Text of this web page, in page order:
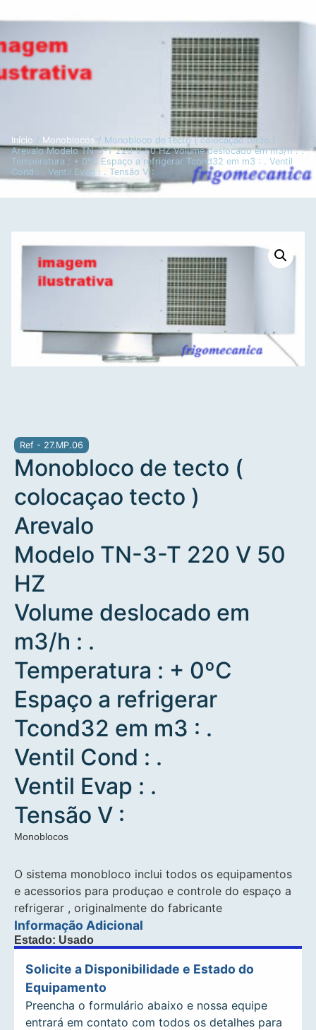
Início / Monoblocos / Monobloco de tecto ( colocaçao tecto )
Arevalo Modelo TN-3-T 220 V 50 HZ Volume deslocado em m3/h : .
Temperatura : + 0ºC Espaço a refrigerar Tcond32 em m3 : . Ventil
Cond : . Ventil Evap : . Tensão V :
Ref - 27.MP.06
Monobloco de tecto (
colocaçao tecto )
Arevalo
Modelo TN-3-T 220 V 50
HZ
Volume deslocado em
m3/h : .
Temperatura : + 0ºC
Espaço a refrigerar
Tcond32 em m3 : .
Ventil Cond : .
Ventil Evap : .
Tensão V :
Monoblocos
O sistema monobloco inclui todos os equipamentos
e acessorios para produçao e controle do espaço a
refrigerar , originalmente do fabricante
Informação Adicional
Estado: Usado
Solicite a Disponibilidade e Estado do
Equipamento
Preencha o formulário abaixo e nossa equipe
entrará em contato com todos os detalhes para